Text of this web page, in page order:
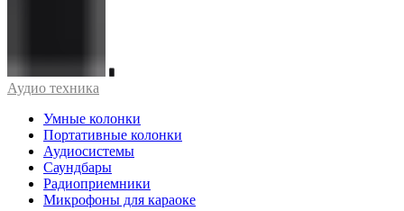
Аудио техника
Умные колонки
Портативные колонки
Аудиосистемы
Саундбары
Радиоприемники
Микрофоны для караоке